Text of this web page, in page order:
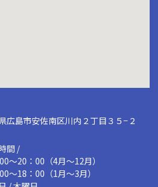
広島市安佐南区川内２丁目３５−２
間 /
～20：00（4月～12月）
～18：00（1月～3月）